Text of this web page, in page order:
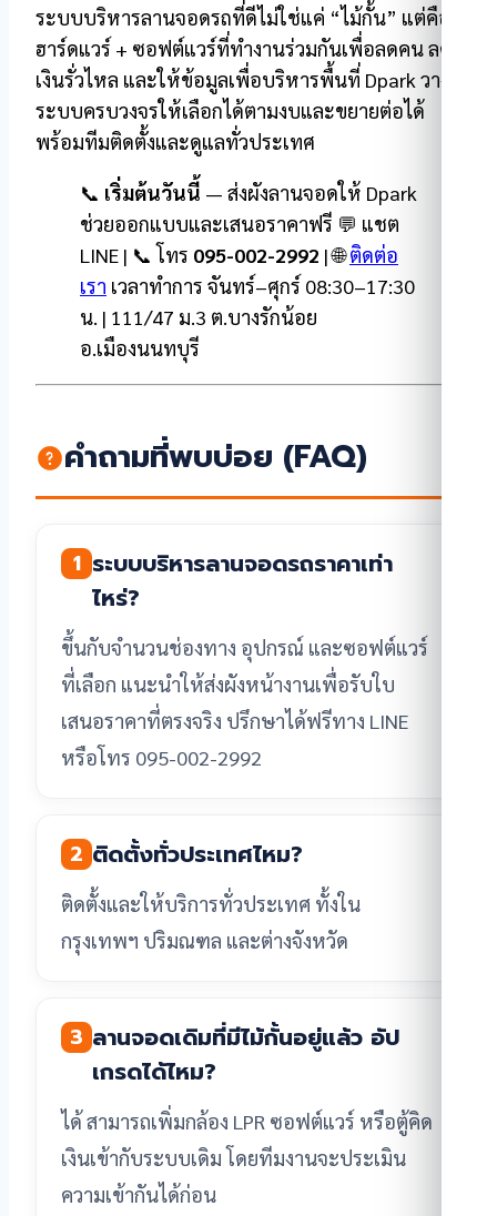
ระบบบริหารลานจอดรถที่ดีไม่ใช่แค่ “ไม้กั้น” แต่คือ
ฮาร์ดแวร์ + ซอฟต์แวร์ที่ทำงานร่วมกันเพื่อลดคน ลด
เงินรั่วไหล และให้ข้อมูลเพื่อบริหารพื้นที่ Dpark วาง
ระบบครบวงจรให้เลือกได้ตามงบและขยายต่อได้
พร้อมทีมติดตั้งและดูแลทั่วประเทศ
📞 เริ่มต้นวันนี้ — ส่งผังลานจอดให้ Dpark
ช่วยออกแบบและเสนอราคาฟรี 💬 แชต
LINE | 📞 โทร 095-002-2992 | 🌐ติดต่อ
เรา เวลาทำการ จันทร์–ศุกร์ 08:30–17:30
น. | 111/47 ม.3 ต.บางรักน้อย
อ.เมืองนนทบุรี
คำถามที่พบบ่อย (FAQ)
1 ระบบบริหารลานจอดรถราคาเท่า
ไหร่?
ขึ้นกับจำนวนช่องทาง อุปกรณ์ และซอฟต์แวร์
ที่เลือก แนะนำให้ส่งผังหน้างานเพื่อรับใบ
เสนอราคาที่ตรงจริง ปรึกษาได้ฟรีทาง LINE
หรือโทร 095-002-2992
2 ติดตั้งทั่วประเทศไหม?
ติดตั้งและให้บริการทั่วประเทศ ทั้งใน
กรุงเทพฯ ปริมณฑล และต่างจังหวัด
3 ลานจอดเดิมที่มีไม้กั้นอยู่แล้ว อัป
เกรดได้ไหม?
ได้ สามารถเพิ่มกล้อง LPR ซอฟต์แวร์ หรือตู้คิด
เงินเข้ากับระบบเดิม โดยทีมงานจะประเมิน
ความเข้ากันได้ก่อน